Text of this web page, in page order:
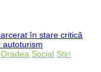
Oradea Social Stiri